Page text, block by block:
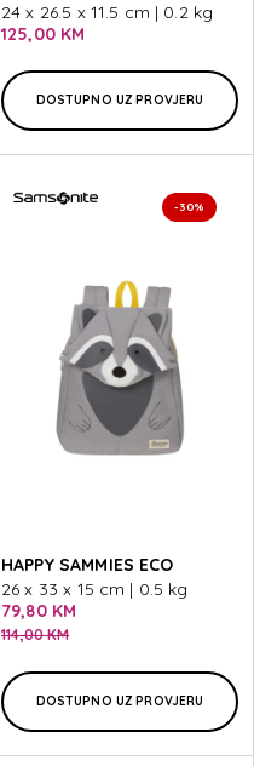
24 x 26.5 x 11.5 cm | 0.2 kg
125,00 KM
DOSTUPNO UZ PROVJERU
-30%
HAPPY SAMMIES ECO
26 x 33 x 15 cm | 0.5 kg
79,80 KM
114,00 KM
DOSTUPNO UZ PROVJERU